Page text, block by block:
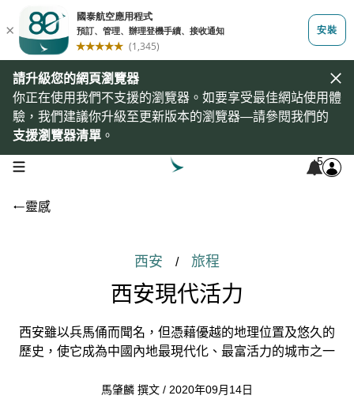
請升級您的網頁瀏覽器
你正在使用我們不支援的瀏覽器。如要享受最佳網站使用體
驗，我們建議你升級至更新版本的瀏覽器—請參閱我們的
支援瀏覽器清單 。
open navigation menu 5
靈感
西安 / 旅程
西安現代活力
西安雖以兵馬俑而聞名，但憑藉優越的地理位置及悠久的
歷史，使它成為中國內地最現代化、最富活力的城市之一
馬肇麟 撰文 / 2020年09月14日